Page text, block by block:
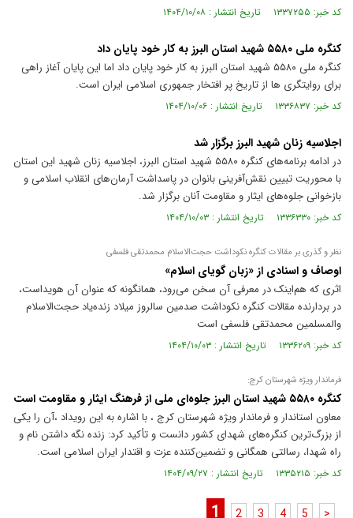
کد خبر: ۱۳۳۷۲۵۵ تاریخ انتشار : ۱۴۰۴/۱۰/۰۸
کنگره ملی ۵۵۸۰ شهید استان البرز به کار خود پایان داد
کنگره ملی ۵۵۸۰ شهید استان البرز به کار خود پایان داد اما این پایان آغاز راهی
برای روایتگری ها از تاریخ پر افتخار جمهوری اسلامی ایران است.
کد خبر: ۱۳۳۶۸۳۷ تاریخ انتشار : ۱۴۰۴/۱۰/۰۶
اجلاسیه زنان شهید البرز برگزار شد
در ادامه برنامه‌های کنگره ۵۵۸۰ شهید استان البرز، اجلاسیه زنان شهید این استان
با محوریت تبیین نقش‌آفرینی بانوان در پاسداشت آرمان‌های انقلاب اسلامی و
بازخوانی جلوه‌های ایثار و مقاومت آنان برگزار شد.
کد خبر: ۱۳۳۶۳۳۰ تاریخ انتشار : ۱۴۰۴/۱۰/۰۳
نظر و گذری بر مقالات کنگره نکوداشت حجت‌الاسلام محمدتقی فلسفی
اوصاف و اسنادی از «زبان گویای اسلام»
اثری که هم‌اینک در معرفی آن سخن می‌رود، همانگونه که عنوان آن هویداست،
در بردارنده مقالات کنگره نکوداشت صدمین سالروز میلاد زنده‌یاد حجت‌الاسلام
والمسلمین محمدتقی فلسفی است
کد خبر: ۱۳۳۶۲۰۹ تاریخ انتشار : ۱۴۰۴/۱۰/۰۳
فرماندار ویژه شهرستان کرج:
کنگره ۵۵۸۰ شهید استان البرز جلوه‌ای ملی از فرهنگ ایثار و مقاومت است
معاون استاندار و فرماندار ویژه شهرستان کرج ، با اشاره به این رویداد ،آن را یکی
از بزرگ‌ترین کنگره‌های شهدای کشور دانست و تأکید کرد: زنده نگه داشتن نام و
راه شهدا، رسالتی همگانی و تضمین‌کننده عزت و اقتدار ایران اسلامی است.
کد خبر: ۱۳۳۵۲۱۵ تاریخ انتشار : ۱۴۰۴/۰۹/۲۷
1 2 3 4 5 >